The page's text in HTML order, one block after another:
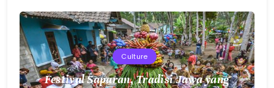
Culture
Festival Saparan, Tradisi Jawa yang